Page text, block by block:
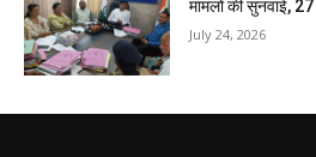
मामलों की सुनवाई,
July 24, 2026